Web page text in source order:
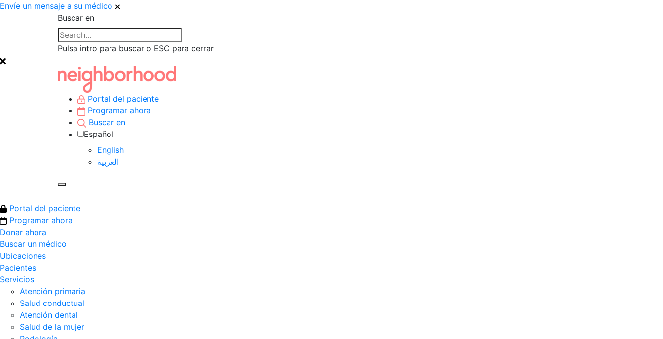
Envíe un mensaje a su médico
Buscar en
Pulsa intro para buscar o ESC para cerrar
Portal del paciente
Programar ahora
Buscar en
Español
English
العربية‏
Portal del paciente
Programar ahora
Donar ahora
Buscar un médico
Ubicaciones
Pacientes
Servicios
Atención primaria
Salud conductual
Atención dental
Salud de la mujer